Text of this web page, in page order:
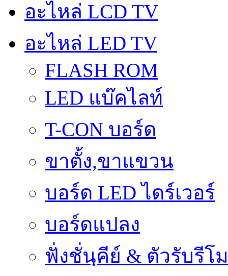
อะไหล่ LCD TV
อะไหล่ LED TV
FLASH ROM
LED แบ๊คไลท์
T-CON บอร์ด
ขาตั้ง,ขาแขวน
บอร์ด LED ไดร์เวอร์
บอร์ดแปลง
ฟั่งชั่นฺคีย์ & ตัวรับรีโ